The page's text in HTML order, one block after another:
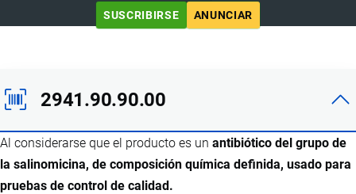
SUSCRIBIRSE
ANUNCIAR
2941.90.90.00
Al considerarse que el producto es un antibiótico del grupo de
la salinomicina, de composición química definida, usado para
pruebas de control de calidad.